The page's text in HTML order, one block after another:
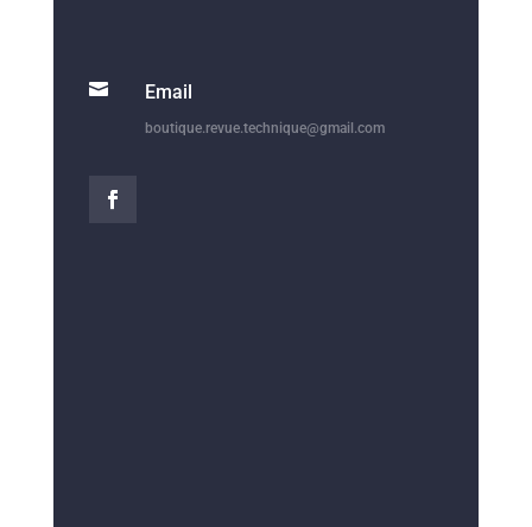
 Email
boutique.revue.technique@gmail.com